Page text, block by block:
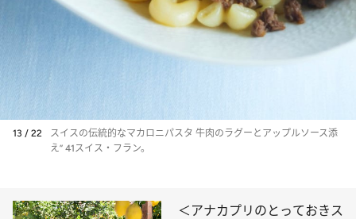
13 / 22
スイスの伝統的なマカロニパスタ 牛肉のラグーとアップルソース添
え” 41スイス・フラン。
＜アナカプリのとっておきス